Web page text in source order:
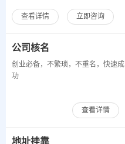
查看详情 立即咨询
公司核名
创业必备，不繁琐，不重名，快速成
功
查看详情
地址挂靠